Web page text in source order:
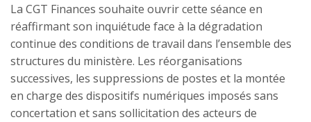
La CGT Finances souhaite ouvrir cette séance en
réaffirmant son inquiétude face à la dégradation
continue des conditions de travail dans l’ensemble des
structures du ministère. Les réorganisations
successives, les suppressions de postes et la montée
en charge des dispositifs numériques imposés sans
concertation et sans sollicitation des acteurs de